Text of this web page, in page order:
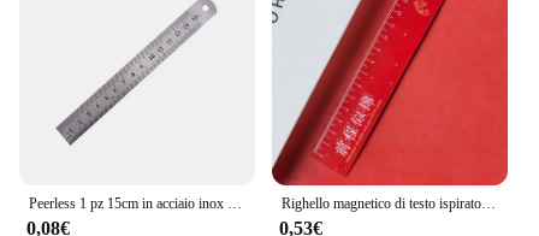
0,08€
Righello magnetico di testo ispiratore da 15cm righelli di cancelleria righello di Design morbido per studenti Set di regole di disegno materiale scolastico
0,53€